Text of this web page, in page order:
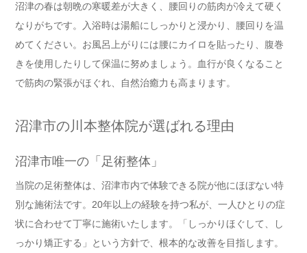
沼津の春は朝晩の寒暖差が大きく、腰回りの筋肉が冷えて硬く
なりがちです。入浴時は湯船にしっかりと浸かり、腰回りを温
めてください。お風呂上がりには腰にカイロを貼ったり、腹巻
きを使用したりして保温に努めましょう。血行が良くなること
で筋肉の緊張がほぐれ、自然治癒力も高まります。
沼津市の川本整体院が選ばれる理由
沼津市唯一の「足術整体」
当院の足術整体は、沼津市内で体験できる院が他にほぼない特
別な施術法です。20年以上の経験を持つ私が、一人ひとりの症
状に合わせて丁寧に施術いたします。「しっかりほぐして、し
っかり矯正する」という方針で、根本的な改善を目指します。